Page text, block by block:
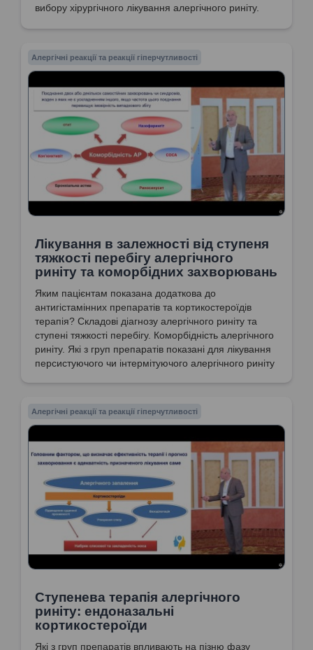
вибору хірургічного лікування алергічного риніту.
Алергічні реакції та реакції гіперчутливості
Лікування в залежності від ступеня
тяжкості перебігу алергічного
риніту та коморбідних захворювань
Яким пацієнтам показана додаткова до
антигістамінних препаратів та кортикостероїдів
терапія? Складові діагнозу алергічного риніту та
ступені тяжкості перебігу. Коморбідність алергічного
риніту. Які з груп препаратів показані для лікування
персистуючого чи інтермітуючого алергічного риніту
фармакотерапія алергічного риніту. Алгоритм
Алергічні реакції та реакції гіперчутливості
Ступенева терапія алергічного
риніту: ендоназальні
кортикостероїди
Які з груп препаратів впливають на пізню фазу